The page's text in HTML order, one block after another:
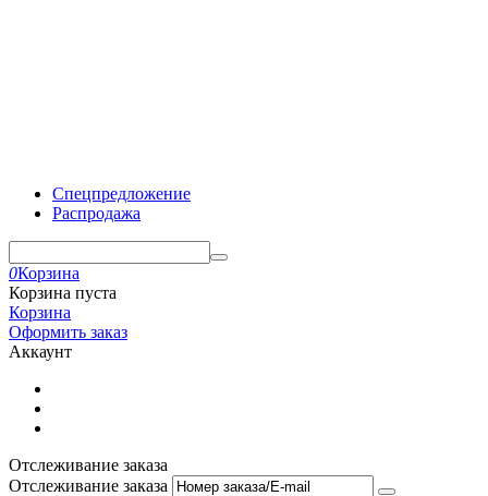
Спецпредложение
Распродажа
0Корзина
Корзина пуста
Корзина
Оформить заказ
Аккаунт
Отслеживание заказа
Отслеживание заказа